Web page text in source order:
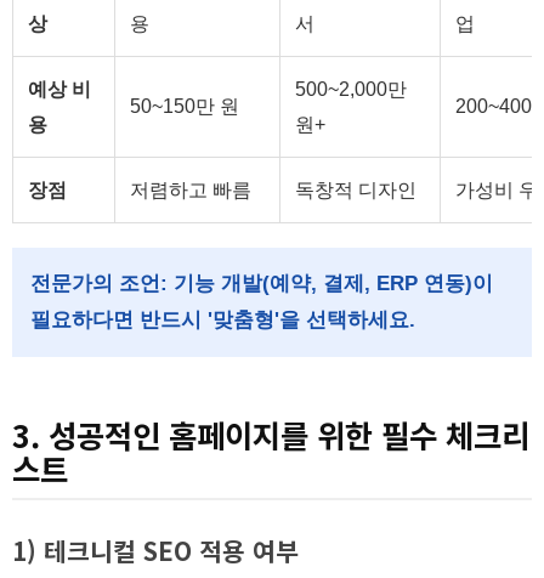
상
용
서
업
예상 비
용
50~150만 원
500~2,000만
원+
200~400
장점 저렴하고 빠름 독창적 디자인 가성비 우
전문가의 조언: 기능 개발(예약, 결제, ERP 연동)이
필요하다면 반드시 '맞춤형'을 선택하세요.
3. 성공적인 홈페이지를 위한 필수 체크리
스트
1) 테크니컬 SEO 적용 여부